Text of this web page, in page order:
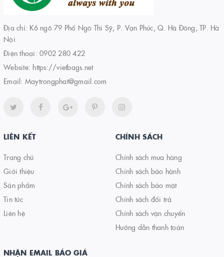
Địa chỉ: K6 ngõ 79 Phố Ngô Thì Sỹ, P. Vạn Phúc, Q. Hà Đông, TP. Hà
Nội
Điện thoại: 0902 280 422
Website: https://vietbags.net
Email: Maytrongphat@gmail.com
LIÊN KẾT
Trang chủ
Giới thiệu
Sản phẩm
Tin tức
Liên hệ
CHÍNH SÁCH
Chính sách mua hàng
Chính sách bảo hành
Chính sách bảo mật
Chính sách đổi trả
Chính sách vận chuyển
Hướng dẫn thanh toán
NHẬN EMAIL BÁO GIÁ